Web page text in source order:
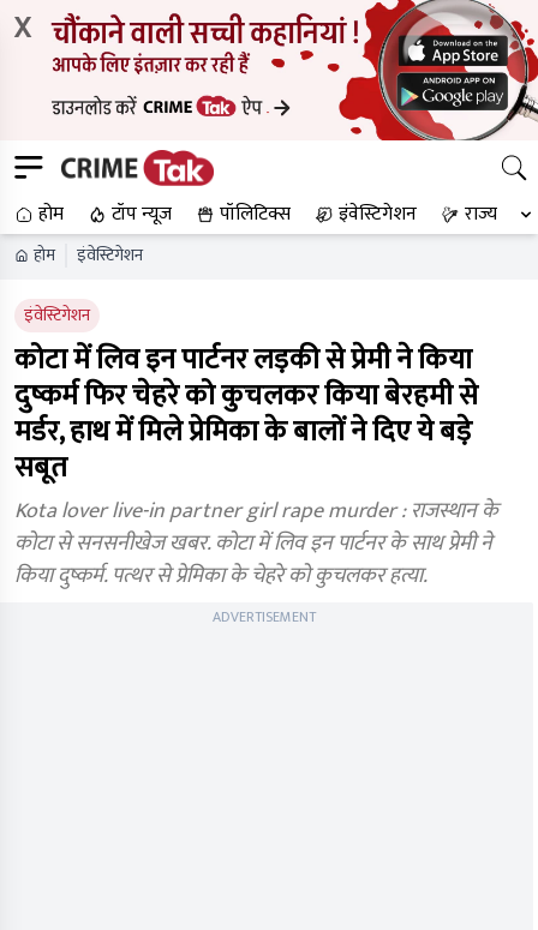
X
होम टॉप न्यूज पॉलिटिक्स इंवेस्टिगेशन राज्य
होम इंवेस्टिगेशन
इंवेस्टिगेशन
कोटा में लिव इन पार्टनर लड़की से प्रेमी ने किया
दुष्कर्म फिर चेहरे को कुचलकर किया बेरहमी से
मर्डर, हाथ में मिले प्रेमिका के बालों ने दिए ये बड़े
सबूत
Kota lover live-in partner girl rape murder : राजस्थान के
कोटा से सनसनीखेज खबर. कोटा में लिव इन पार्टनर के साथ प्रेमी ने
किया दुष्कर्म. पत्थर से प्रेमिका के चेहरे को कुचलकर हत्या.
ADVERTISEMENT